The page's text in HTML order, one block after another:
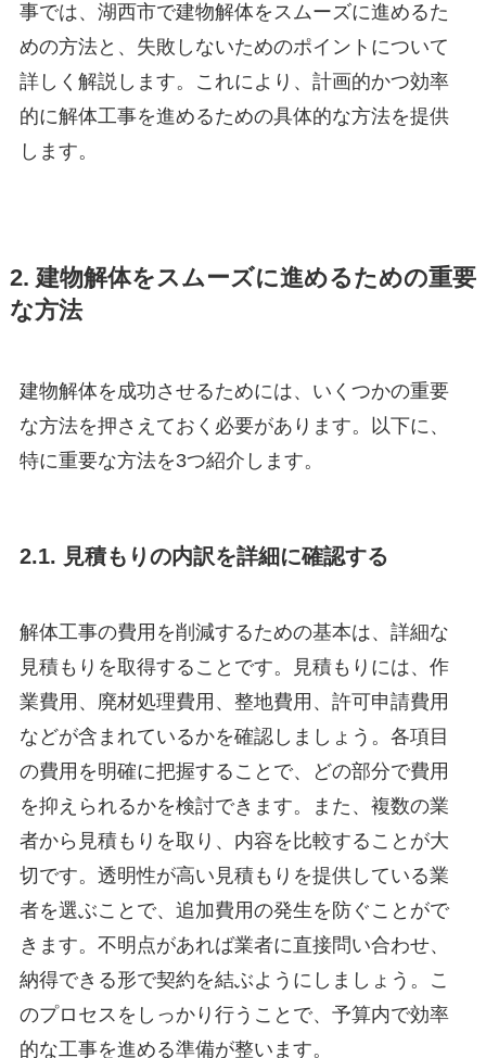
事では、湖西市で建物解体をスムーズに進めるた
めの方法と、失敗しないためのポイントについて
詳しく解説します。これにより、計画的かつ効率
的に解体工事を進めるための具体的な方法を提供
します。
2. 建物解体をスムーズに進めるための重要
な方法
建物解体を成功させるためには、いくつかの重要
な方法を押さえておく必要があります。以下に、
特に重要な方法を3つ紹介します。
2.1. 見積もりの内訳を詳細に確認する
解体工事の費用を削減するための基本は、詳細な
見積もりを取得することです。見積もりには、作
業費用、廃材処理費用、整地費用、許可申請費用
などが含まれているかを確認しましょう。各項目
の費用を明確に把握することで、どの部分で費用
を抑えられるかを検討できます。また、複数の業
者から見積もりを取り、内容を比較することが大
切です。透明性が高い見積もりを提供している業
者を選ぶことで、追加費用の発生を防ぐことがで
きます。不明点があれば業者に直接問い合わせ、
納得できる形で契約を結ぶようにしましょう。こ
のプロセスをしっかり行うことで、予算内で効率
的な工事を進める準備が整います。